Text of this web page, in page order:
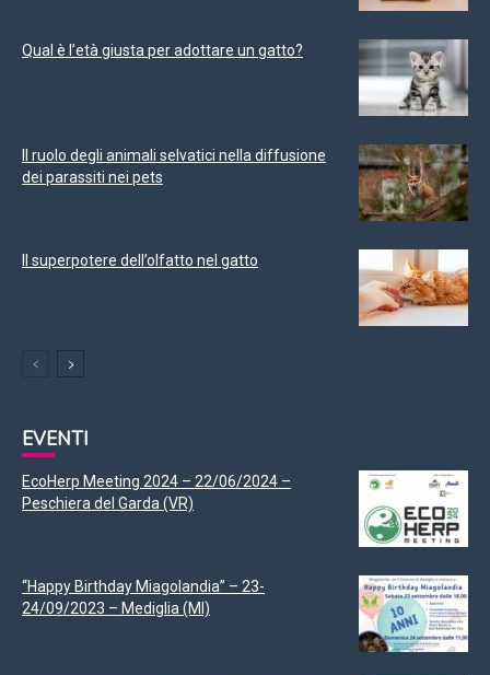
Qual è l’età giusta per adottare un gatto?
Il ruolo degli animali selvatici nella diffusione
dei parassiti nei pets
Il superpotere dell’olfatto nel gatto
EVENTI
EcoHerp Meeting 2024 – 22/06/2024 –
Peschiera del Garda (VR)
“Happy Birthday Miagolandia” – 23-
24/09/2023 – Mediglia (MI)